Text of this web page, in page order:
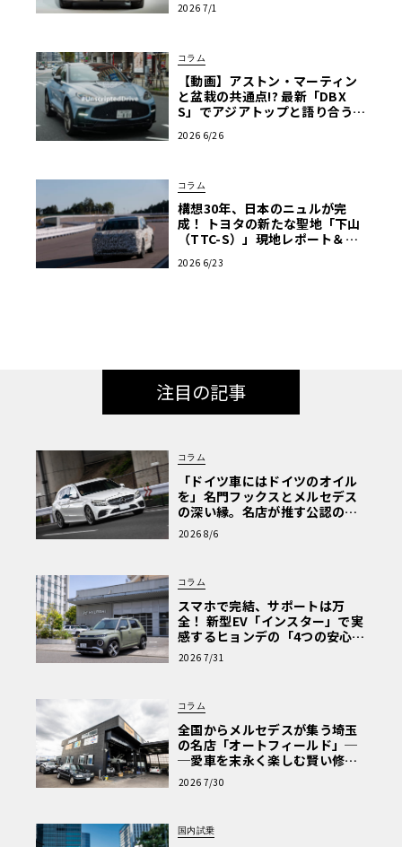
2026 7/1
コラム
【動画】アストン・マーティン
と盆栽の共通点!? 最新「DBX
S」でアジアトップと語り合う東
コベイワセテ 番外編】
2026 6/26
コラム
構想30年、日本のニュルが完
成！ トヨタの新たな聖地「下山
（TTC-S）」現地レポート＆新
2026 6/23
注目の記事
コラム
「ドイツ車にはドイツのオイル
を」名門フックスとメルセデス
の深い縁。名店が推す公認の安
心と、Cクラスで味わうシルキー
な走り〈PR〉
2026 8/6
コラム
スマホで完結、サポートは万
全！ 新型EV「インスター」で実
感するヒョンデの「4つの安心」
【第1回・ヒョンデ6つの疑問：
Why? Hyundai?】〈PR〉
2026 7/31
コラム
全国からメルセデスが集う埼玉
の名店「オートフィールド」─
─愛車を末永く楽しむ賢い修理
術と、プロがフックス製オイル
を選ぶ理由〈PR〉
2026 7/30
国内試乗